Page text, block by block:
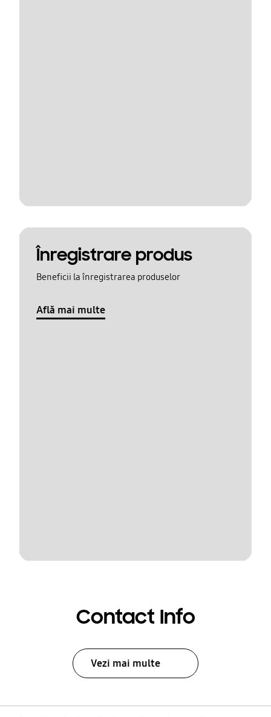
Înregistrare produs
Beneficii la înregistrarea produselor
Află mai multe
Contact Info
Vezi mai multe